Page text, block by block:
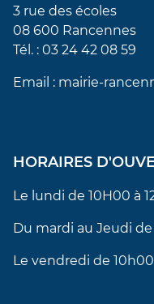
3 rue des écoles
08 600 Rancennes
Tél. : 03 24 42 08 59
Email : mairie-
HORAIRES
Le lundi de 10H00 à
Du mardi au Jeudi de
Le vendredi de